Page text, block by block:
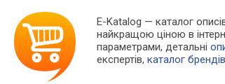
E-Katalog — каталог
найкращою ціною в
параметрами, детальні
експертів,каталог брендів